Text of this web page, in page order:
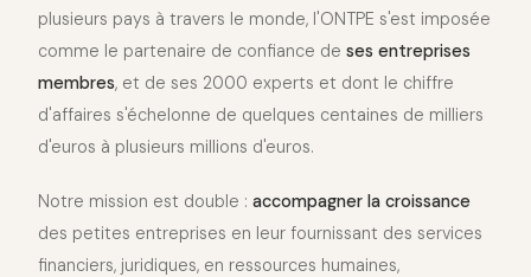
plusieurs pays à travers le monde, l'ONTPE s'est imposée
comme le partenaire de confiance de ses entreprises
membres, et de ses 2000 experts et dont le chiffre
d'affaires s'échelonne de quelques centaines de milliers
d'euros à plusieurs millions d'euros.
Notre mission est double : accompagner la croissance
des petites entreprises en leur fournissant des services
financiers, juridiques, en ressources humaines,